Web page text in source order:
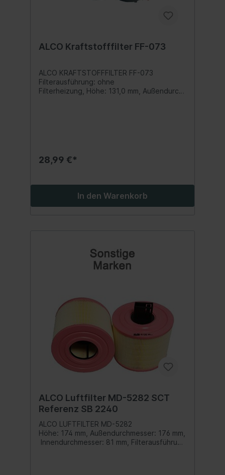
ALCO Kraftstofffilter FF-073
ALCO KRAFTSTOFFFILTER FF-073
Filterausführung: ohne
Filterheizung, Höhe: 131,0 mm, Außendurch
28,99 €*
In den Warenkorb
ALCO Luftfilter MD-5282 SCT
Referenz SB 2240
ALCO LUFTFILTER MD-5282
Höhe: 174 mm, Außendurchmesser: 176 mm,
Innendurchmesser: 81 mm, Filterausführung